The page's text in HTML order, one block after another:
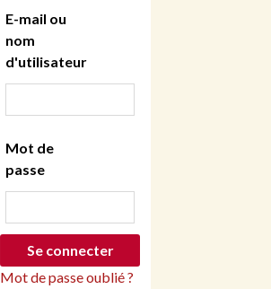
E-mail ou
nom
d'utilisateur
Mot de
passe
Mot de passe oublié ?